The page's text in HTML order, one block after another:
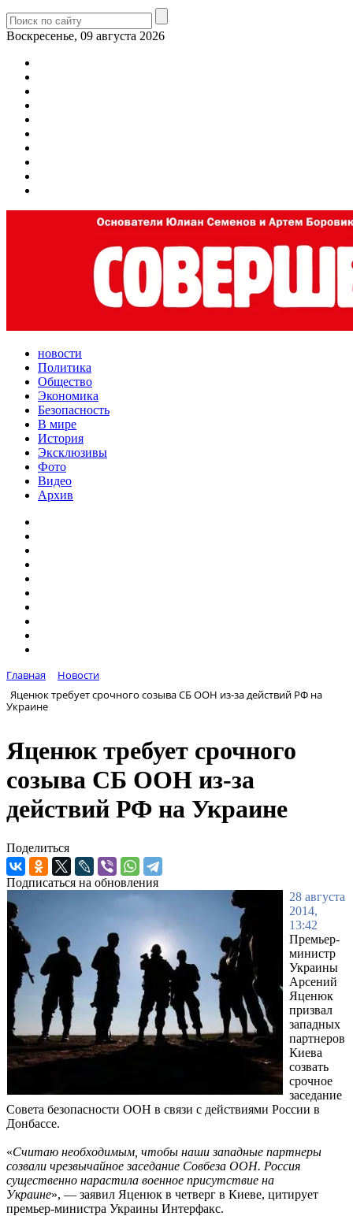
Воскресенье, 09 августа 2026
новости
Политика
Общество
Экономика
Безопасность
В мире
История
Эксклюзивы
Фото
Видео
Архив
Главная
Новости
Яценюк требует срочного созыва СБ ООН из-за действий РФ на
Украине
Яценюк требует срочного
созыва СБ ООН из-за
действий РФ на Украине
Поделиться
Подписаться на обновления
28 августа
2014,
13:42
Премьер-
министр
Украины
Арсений
Яценюк
призвал
западных
партнеров
Киева
созвать
срочное
заседание
Совета безопасности ООН в связи с действиями России в
Донбассе.
«Считаю необходимым, чтобы наши западные партнеры
созвали чрезвычайное заседание Совбеза ООН. Россия
существенно нарастила военное присутствие на
Украине», — заявил Яценюк в четверг в Киеве, цитирует
премьер-министра Украины Интерфакс.